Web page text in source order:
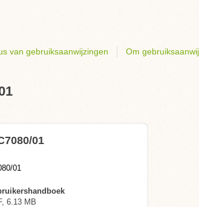
van gebruiksaanwijzingen Om
01
01
6.13 MB